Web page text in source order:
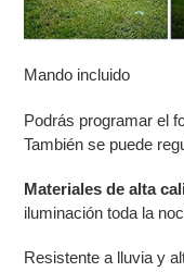
Mando incluido
Podrás programar el
También se puede
Materiales de alta
iluminación toda la
Resistente a lluvia y